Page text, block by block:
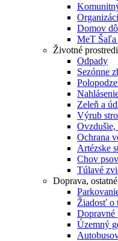
Domov
MeT Šaľa
Životné
Odpady
Sezónne
Zeleň a
Výrub
Ochrana
Artézske
Chov psov
Túlavé
Doprava, ostatné
Žiadosť o
Dopravné
Územný